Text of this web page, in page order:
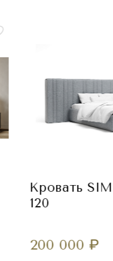
Кровать
120
200 000 ₽